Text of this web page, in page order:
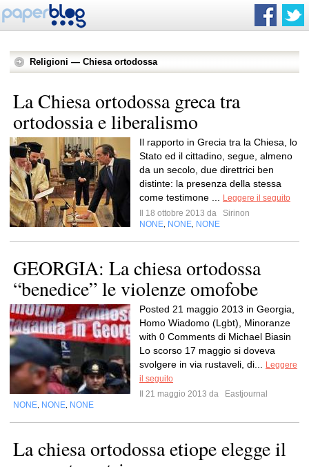
Religioni — Chiesa ortodossa
La Chiesa ortodossa greca tra
ortodossia e liberalismo
Il rapporto in Grecia tra la Chiesa, lo
Stato ed il cittadino, segue, almeno
da un secolo, due direttrici ben
distinte: la presenza della stessa
come testimone ...
Leggere il seguito
Il 18 ottobre 2013 da
Sirinon
NONE NONE NONE
GEORGIA: La chiesa ortodossa
“benedice” le violenze omofobe
Posted 21 maggio 2013 in Georgia,
Homo Wiadomo (Lgbt), Minoranze
with 0 Comments di Michael Biasin
Lo scorso 17 maggio si doveva
svolgere in via rustaveli, di...
Leggere
il seguito
Il 21 maggio 2013 da
Eastjournal
NONE NONE NONE
La chiesa ortodossa etiope elegge il